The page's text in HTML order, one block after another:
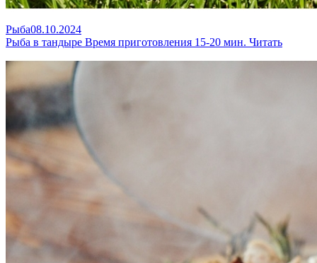
Рыба08.10.2024
Рыба в тандыре Время приготовления 15-20 мин. Читать